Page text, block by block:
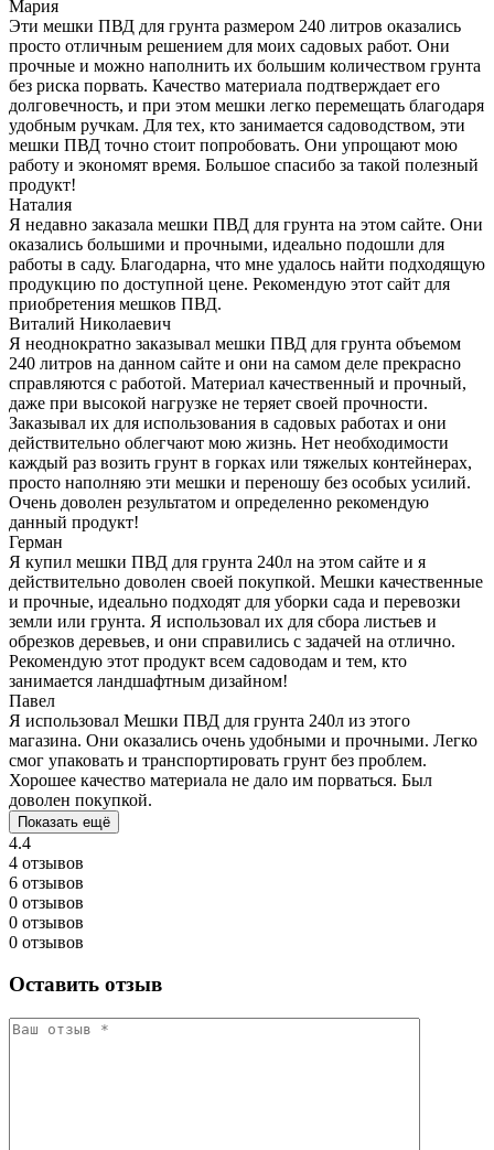
Мария
Эти мешки ПВД для грунта размером 240 литров оказались
просто отличным решением для моих садовых работ. Они
прочные и можно наполнить их большим количеством грунта
без риска порвать. Качество материала подтверждает его
долговечность, и при этом мешки легко перемещать благодаря
удобным ручкам. Для тех, кто занимается садоводством, эти
мешки ПВД точно стоит попробовать. Они упрощают мою
работу и экономят время. Большое спасибо за такой полезный
продукт!
Наталия
Я недавно заказала мешки ПВД для грунта на этом сайте. Они
оказались большими и прочными, идеально подошли для
работы в саду. Благодарна, что мне удалось найти подходящую
продукцию по доступной цене. Рекомендую этот сайт для
приобретения мешков ПВД.
Виталий Николаевич
Я неоднократно заказывал мешки ПВД для грунта объемом
240 литров на данном сайте и они на самом деле прекрасно
справляются с работой. Материал качественный и прочный,
даже при высокой нагрузке не теряет своей прочности.
Заказывал их для использования в садовых работах и они
действительно облегчают мою жизнь. Нет необходимости
каждый раз возить грунт в горках или тяжелых контейнерах,
просто наполняю эти мешки и переношу без особых усилий.
Очень доволен результатом и определенно рекомендую
данный продукт!
Герман
Я купил мешки ПВД для грунта 240л на этом сайте и я
действительно доволен своей покупкой. Мешки качественные
и прочные, идеально подходят для уборки сада и перевозки
земли или грунта. Я использовал их для сбора листьев и
обрезков деревьев, и они справились с задачей на отлично.
Рекомендую этот продукт всем садоводам и тем, кто
занимается ландшафтным дизайном!
Павел
Я использовал Мешки ПВД для грунта 240л из этого
магазина. Они оказались очень удобными и прочными. Легко
смог упаковать и транспортировать грунт без проблем.
Хорошее качество материала не дало им порваться. Был
доволен покупкой.
Показать ещё
4.4
4 отзывов
6 отзывов
0 отзывов
0 отзывов
0 отзывов
Оставить отзыв